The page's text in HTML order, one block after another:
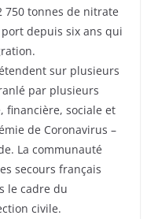
750 tonnes de nitrate
depuis six ans qui
sur plusieurs
par plusieurs
financière, sociale et
de Coronavirus –
La communauté
secours français
le cadre du
civile.